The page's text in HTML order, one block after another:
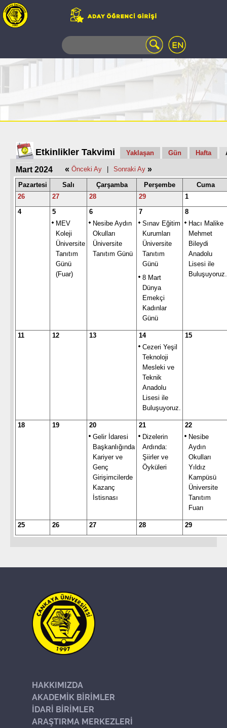
TELEFON
AÇILAN
UZAKTAN
EĞİTİM
KAMPÜSTE
YAŞAM
KÜTÜPHANE
ULAŞIM
Etkinlikler Takvimi Yaklaşan Gün Hafta
Mart 2024 « Önceki Ay | Sonraki Ay »
Pazartesi Salı Çarşamba Perşembe
Cuma
26
27 28 29
1
4
5
MEV
Koleji
Üniversite
Tanıtım
Günü
(Fuar)
6
Nesibe Aydın
Okulları
Üniversite
Tanıtım Günü
7
Sınav Eğitim
Kurumları
Üniversite
Tanıtım
Günü
8 Mart
Dünya
Emekçi
Kadınlar
Günü
8
Hacı Malike
Mehmet
Bileydi
Anadolu
Lisesi ile
Buluşuyoruz.
11 12 13
14
Cezeri Yeşil
Teknoloji
Mesleki ve
Teknik
Anadolu
Lisesi ile
Buluşuyoruz.
15
18 19
20
Gelir İdaresi
Başkanlığında
Kariyer ve
Genç
Girişimcilerde
Kazanç
İstisnası
21
Dizelerin
Ardında:
Şiirler ve
Öyküleri
22
Nesibe
Aydın
Okulları
Yıldız
Kampüsü
Üniversite
Tanıtım
Fuarı
25 26 27 28 29
HAKKIMIZDA
AKADEMİK BİRİMLER
İDARİ BİRİMLER
ARAŞTIRMA MERKEZLERİ